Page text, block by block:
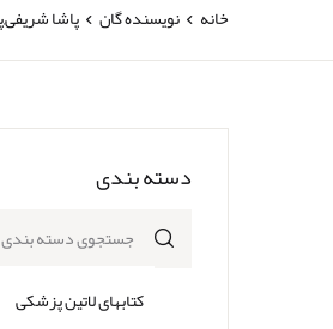
خانه نویسنده گان پاشا
دسته بندی
جستجوی دسته بندی
کتابهای لاتین پزشکی